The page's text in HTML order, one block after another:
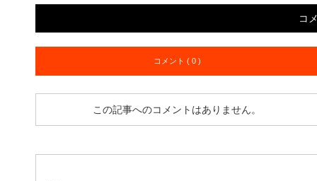
コ
コメント ( 0 )
この記事へのコメントはありません。